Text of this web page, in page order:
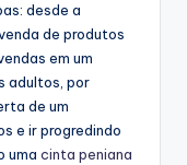
desde a
de produtos
em um
adultos, por
de um
e ir progredindo
uma cinta peniana